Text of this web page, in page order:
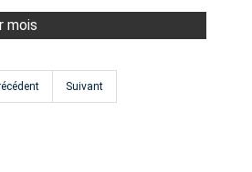
mois
Suivant